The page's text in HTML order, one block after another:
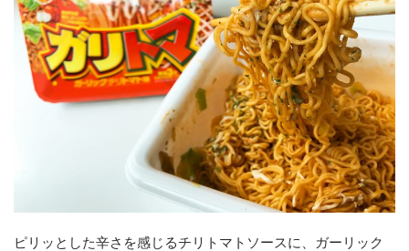
ピリッとした辛さを感じるチリトマトソースに、ガーリック